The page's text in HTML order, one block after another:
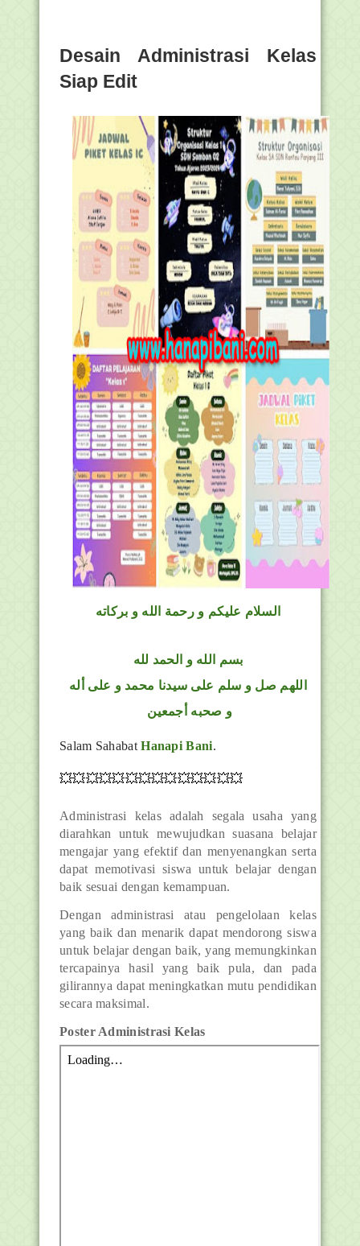
Desain Administrasi Kelas
Siap Edit
السلام عليكم و رحمة الله و بركاته
بسم الله و الحمد لله
اللهم صل و سلم على سيدنا محمد و على أله
و صحبه أجمعين
Salam SahabatHanapi Bani.
💥💥💥💥💥💥💥💥💥💥💥💥💥💥
Administrasi kelas adalah segala usaha yang
diarahkan untuk mewujudkan suasana belajar
mengajar yang efektif dan menyenangkan serta
dapat memotivasi siswa untuk belajar dengan
baik sesuai dengan kemampuan.
Dengan administrasi atau pengelolaan kelas
yang baik dan menarik dapat mendorong siswa
untuk belajar dengan baik, yang memungkinkan
tercapainya hasil yang baik pula, dan pada
gilirannya dapat meningkatkan mutu pendidikan
secara maksimal.
Poster Administrasi Kelas